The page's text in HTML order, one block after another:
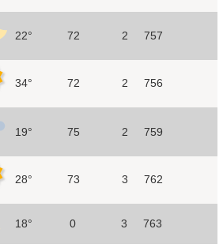
22° 72 2 757
34° 72 2 756
19° 75 2 759
28° 73 3 762
18° 0 3 763